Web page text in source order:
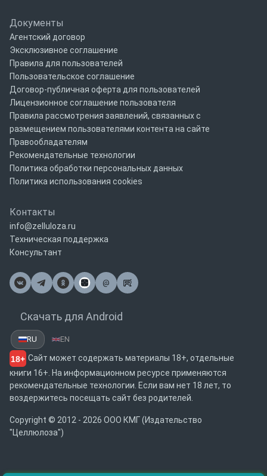
Документы
Агентский договор
Эксклюзивное соглашение
Правила для пользователей
Пользовательское соглашение
Договор-публичная оферта для пользователей
Лицензионное соглашение пользователя
Правила рассмотрения заявлений, связанных с
размещением пользователями контента на сайте
Правообладателям
Рекомендательные технологии
Политика обработки персональных данных
Политика использования cookies
Контакты
info@zelluloza.ru
Техническая поддержка
Консультант
@
Почта
Скачать для Android
RU EN
18+ Сайт может содержать материалы 18+, отдельные
книги 16+. На информационном ресурсе применяются
рекомендательные технологии. Если вам нет 18 лет, то
воздержитесь посещать сайт без родителей.
Copyright © 2012 - 2026 ООО КМГ (Издательство
"Целлюлоза")